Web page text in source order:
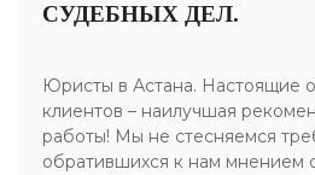
СУДЕБНЫХ ДЕЛ.
Юристы в Астана. Настоящие
клиентов – наилучшая
работы! Мы не стесняемся
обратившихся к нам мнением